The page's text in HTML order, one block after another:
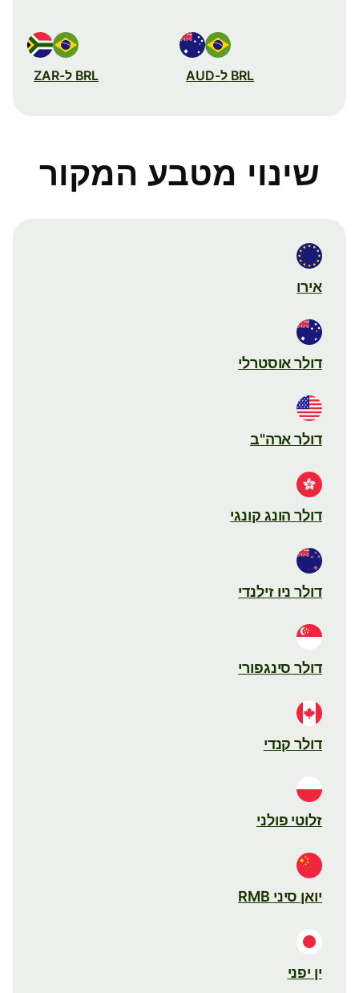
BRL ל-AUD BRL ל-ZAR
שינוי מטבע המקור
אירו
דולר אוסטרלי
דולר ארה"ב
דולר הונג קונגי
דולר ניו זילנדי
דולר סינגפורי
דולר קנדי
זלוטי פולני
יואן סיני RMB
ין יפני